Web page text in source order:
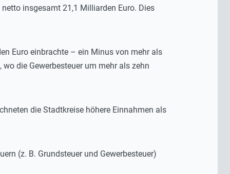
insgesamt 21,1 Milliarden Euro. Dies
Euro einbrachte – ein Minus von mehr als
die Gewerbesteuer um mehr als zehn
die Stadtkreise höhere Einnahmen als
(z. B. Grundsteuer und Gewerbesteuer)